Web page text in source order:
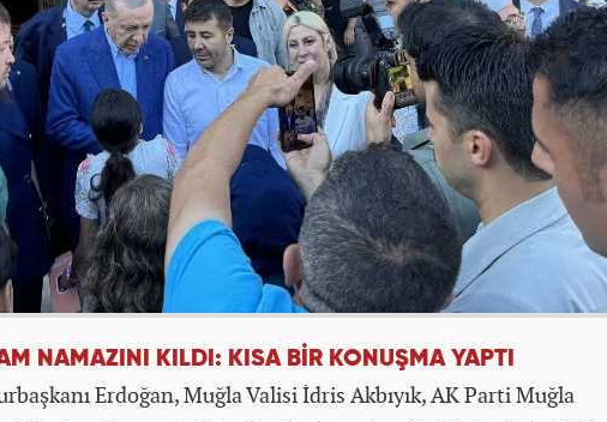
NAMAZINI KILDI: KISA BİR KONUŞMA YAPTI
Erdoğan, Muğla Valisi İdris Akbıyık, AK Parti Muğla